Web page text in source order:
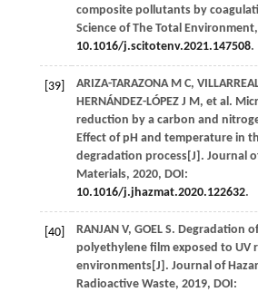
composite pollutants by
Science of The Total Environment,
10.1016/j.scitotenv.2021.147508.
[39] ARIZA-TARAZONA M C,
HERNÁNDEZ-LÓPEZ J M , et al.
reduction by a carbon and
Effect of pH and temperature in
degradation process[J]. Journal
Materials, 2020, DOI:
10.1016/j.jhazmat.2020.122632.
[40] RANJAN V, GOEL S. Degradation
polyethylene film exposed to UV
environments[J]. Journal of
Radioactive Waste, 2019, DOI: